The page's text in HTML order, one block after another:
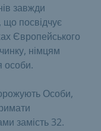
завжди
що посвідчує
Європейського
німцям
особи.
Особи,
замість 32.